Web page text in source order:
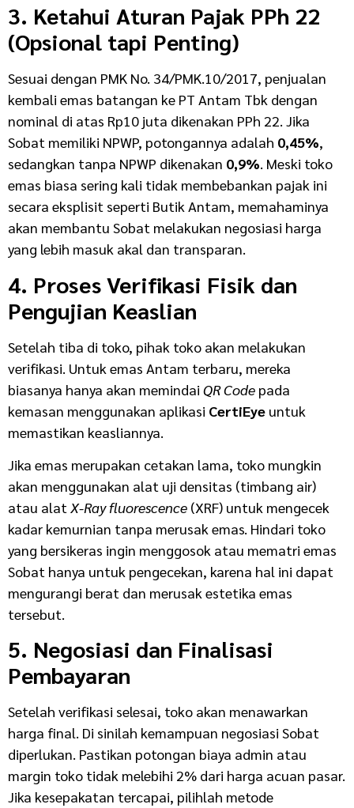
3. Ketahui Aturan Pajak PPh 22
(Opsional tapi Penting)
Sesuai dengan PMK No. 34/PMK.10/2017, penjualan
kembali emas batangan ke PT Antam Tbk dengan
nominal di atas Rp10 juta dikenakan PPh 22. Jika
Sobat memiliki NPWP, potongannya adalah 0,45%,
sedangkan tanpa NPWP dikenakan 0,9%. Meski toko
emas biasa sering kali tidak membebankan pajak ini
secara eksplisit seperti Butik Antam, memahaminya
akan membantu Sobat melakukan negosiasi harga
yang lebih masuk akal dan transparan.
4. Proses Verifikasi Fisik dan
Pengujian Keaslian
Setelah tiba di toko, pihak toko akan melakukan
verifikasi. Untuk emas Antam terbaru, mereka
biasanya hanya akan memindai QR Code pada
kemasan menggunakan aplikasi CertiEye untuk
memastikan keasliannya.
Jika emas merupakan cetakan lama, toko mungkin
akan menggunakan alat uji densitas (timbang air)
atau alat X-Ray fluorescence (XRF) untuk mengecek
kadar kemurnian tanpa merusak emas. Hindari toko
yang bersikeras ingin menggosok atau mematri emas
Sobat hanya untuk pengecekan, karena hal ini dapat
mengurangi berat dan merusak estetika emas
tersebut.
5. Negosiasi dan Finalisasi
Pembayaran
Setelah verifikasi selesai, toko akan menawarkan
harga final. Di sinilah kemampuan negosiasi Sobat
diperlukan. Pastikan potongan biaya admin atau
margin toko tidak melebihi 2% dari harga acuan pasar.
Jika kesepakatan tercapai, pilihlah metode